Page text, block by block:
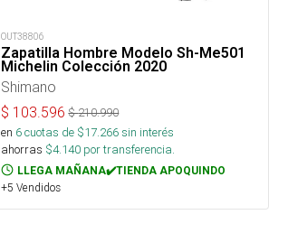
OUT38806
Zapatilla Hombre Modelo Sh-Me501
Michelin Colección 2020
Shimano
$ 103.596 $210.990
en 6cuotas de $17.266sin interés
ahorras $4.140 por transferencia.
LLEGA MAÑANA✔️TIENDA APOQUINDO
+5 Vendidos